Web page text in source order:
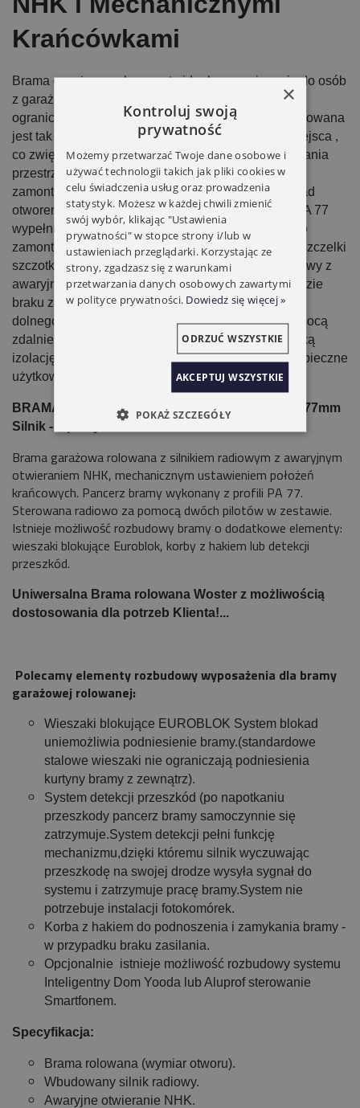
Krańcówkami
Brama garażowa rolowana to idealne rozwiązanie do osób
z garażami o małej powierzchni użytkowania i
ograniczonym wyjazdem ( mały podjazd). Brama rolowana
jest tak skonstruowana ,że zajmuje bardzo mało miejsca ,
co zwiększa nam maksymalnie wolną do wykorzystania
przestrzeń garażu. Brama zwija się pionowo do
zamontowanej wewnątrz lub na zewnątrz skrzyni nad
otworem wjazdowym. Aluminiowy pancerz bramy PA 77
wypełniony pianą poliuretanową pracuje w pionowo
zamontowanych prowadnicach wyposażonych w uszczelki
szczotkowe. Brama wyposażona jest w napęd radiowy z
awaryjnym otwieraniem NHK za pomocą korby w razie
braku zasilania i mechaniczne krańcówki górnego i
dolnego położenia. Brama obsługiwana jest za pomocą
zdalnie sterowanego pilota. Brama zapewnia wysoką
izolację cieplną i akustyczną oraz komfortowe i bezpieczne
użytkowanie.
BRAMA ROLOWANA WOSTER UNIWERSAL PA77mm
Silnik - 2 piloty
Brama garażowa rolowana z silnikiem radiowym z awaryjnym
otwieraniem NHK, mechanicznym ustawieniem położeń
krańcowych. Pancerz bramy wykonany z profili PA 77.
Sterowana radiowo za pomocą dwóch pilotów w zestawie.
Istnieje możliwość rozbudowy bramy o dodatkowe elementy:
wieszaki blokujące Euroblok, korby z hakiem lub detekcji
przeszkód.
Uniwersalna Brama rolowana Woster z możliwością
dostosowania dla potrzeb Klienta!...
Polecamy elementy rozbudowy wyposażenia dla bramy
garażowej rolowanej:
Wieszaki blokujące EUROBLOK System blokad
uniemożliwia podniesienie bramy.(standardowe
stalowe wieszaki nie ograniczają podniesienia
kurtyny bramy z zewnątrz).
System detekcji przeszkód (po napotkaniu
przeszkody pancerz bramy samoczynnie się
zatrzymuje.System detekcji pełni funkcję
mechanizmu,dzięki któremu silnik wyczuwając
przeszkodę na swojej drodze wysyła sygnał do
systemu i zatrzymuje pracę bramy.System nie
potrzebuje instalacji fotokomórek.
Korba z hakiem do podnoszenia i zamykania bramy -
w przypadku braku zasilania.
Opcjonalnie istnieje możliwość rozbudowy systemu
Inteligentny Dom Yooda lub Aluprof sterowanie
Smartfonem.
Specyfikacja:
Brama rolowana (wymiar otworu).
Wbudowany silnik radiowy.
Awaryjne otwieranie NHK.
×
Kontroluj swoją
prywatność
Możemy przetwarzać Twoje dane osobowe i
używać technologii takich jak pliki cookies w
celu świadczenia usług oraz prowadzenia
statystyk. Możesz w każdej chwili zmienić
swój wybór, klikając "Ustawienia
prywatności" w stopce strony i/lub w
ustawieniach przeglądarki. Korzystając ze
strony, zgadzasz się z warunkami
przetwarzania danych osobowych zawartymi
w polityce prywatności. Dowiedz się więcej »
AKCEPTUJ WSZYSTKIE
ODRZUĆ WSZYSTKIE
POKAŻ SZCZEGÓŁY